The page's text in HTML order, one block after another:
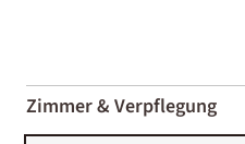
01-02
Zimmer & Verpflegung